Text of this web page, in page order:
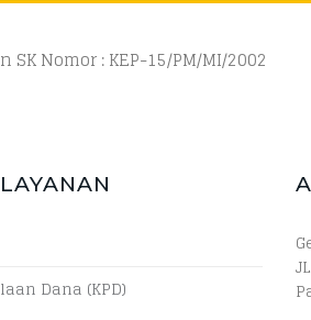
Nomor : KEP-15/PM/MI/2002
Dana (KPD)